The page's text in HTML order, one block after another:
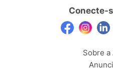
Conecte-
Sobre